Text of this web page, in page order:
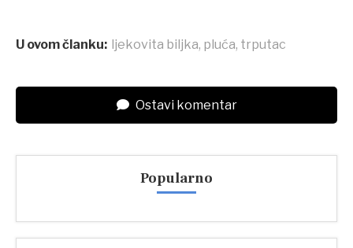
U ovom članku: ljekovita biljka, pluća, trputac
Ostavi komentar
Popularno